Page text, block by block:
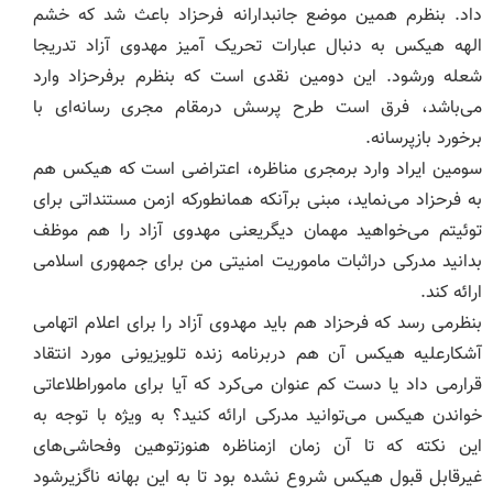
داد. بنظرم همین موضع جانبدارانه فرحزاد باعث شد که خشم
الهه هیکس به دنبال عبارات تحریک آمیز مهدوی آزاد تدریجا
شعله ورشود. این دومین نقدی است که بنظرم برفرحزاد وارد
می‌باشد، فرق است طرح پرسش درمقام مجری رسانه‌ای با
برخورد بازپرسانه.
سومین ایراد وارد برمجری مناظره، اعتراضی است که هیکس هم
به فرحزاد می‌نماید، مبنی برآنکه همانطورکه ازمن مستنداتی برای
توئیتم می‌خواهید مهمان دیگریعنی مهدوی آزاد را هم موظف
بدانید مدرکی دراثبات ماموریت امنیتی من برای جمهوری اسلامی
ارائه کند.
بنظرمی رسد که فرحزاد هم باید مهدوی آزاد را برای اعلام اتهامی
آشکارعلیه هیکس آن هم دربرنامه زنده تلویزیونی مورد انتقاد
قرارمی داد یا دست کم عنوان می‌کرد که آیا برای ماموراطلاعاتی
خواندن هیکس می‌توانید مدرکی ارائه کنید؟ به ویژه با توجه به
این نکته که تا آن زمان ازمناظره هنوزتوهین وفحاشی‌های
غیرقابل قبول هیکس شروع نشده بود تا به این بهانه ناگزیرشود